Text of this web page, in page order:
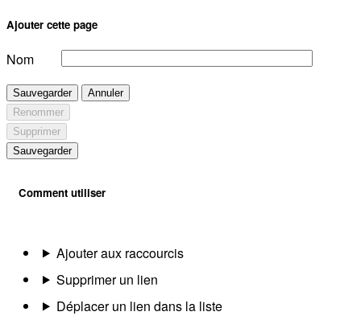
Ajouter cette page
Nom
Sauvegarder
Annuler
Renommer
Supprimer
Sauvegarder
Comment utiliser
Ajouter aux raccourcis
Supprimer un lien
Déplacer un lien dans la liste